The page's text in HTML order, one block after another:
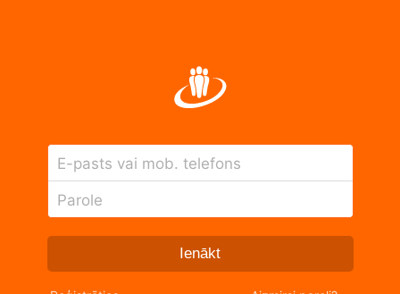
E-pasts vai mob. telefons
Parole
Ienākt